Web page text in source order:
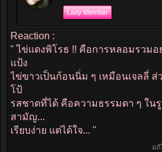
Lady Member
Reaction :
" ไข่แดงพิโรธ !! คือการหลอมรวมอ
แป้ง
ไข่ขาวเป็นก้อนนิ่ม ๆ เหมือนเจลลี่
โป้
รสชาดที่ได้ คือความธรรมดา ๆ ใน
สามัญ...
เรียบง่าย แต่ได้ใจ... "
แก้